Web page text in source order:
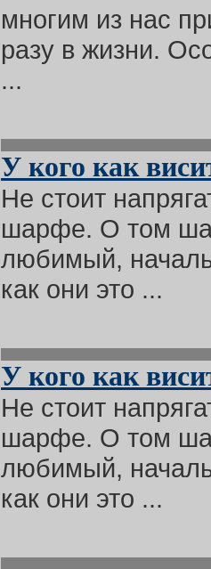
многим из нас
разу в жизни.
...
У кого как
Не стоит
шарфе. О том
любимый,
как они это ...
У кого как
Не стоит
шарфе. О том
любимый,
как они это ...